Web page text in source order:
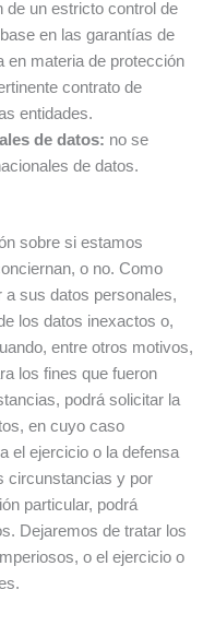
de un estricto control de
en las garantías de
en materia de protección
contrato de
entidades.
de datos: no se
de datos.
sobre si estamos
o no. Como
a sus datos personales,
los datos inexactos o,
entre otros motivos,
los fines que fueron
podrá solicitar la
en cuyo caso
el ejercicio o la defensa
circunstancias y por
particular, podrá
Dejaremos de tratar los
o el ejercicio o